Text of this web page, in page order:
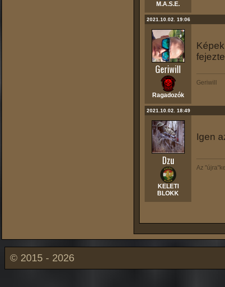
M.A.S.E.
2021.10.02. 19:06
Geriwill
Ragadozók
Geriwill
2021.10.02. 18:49
Dzu
KELETI
BLOKK
Igen
Az
© 2015 - 2026